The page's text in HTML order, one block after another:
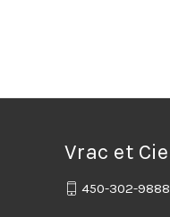
Vrac et Cie
450-302-9888